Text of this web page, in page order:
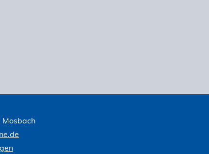
Mosbach